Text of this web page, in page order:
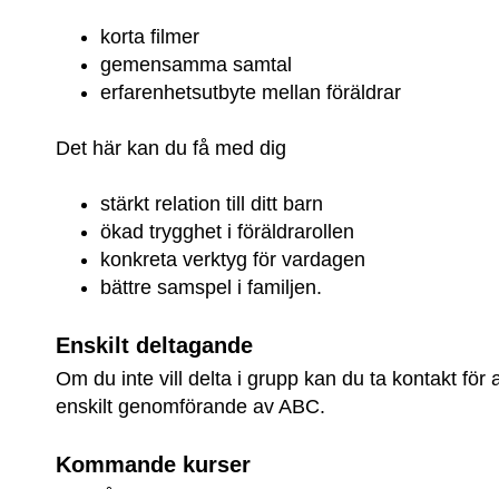
korta filmer
gemensamma samtal
erfarenhetsutbyte mellan föräldrar
Det här kan du få med dig
stärkt relation till ditt barn
ökad trygghet i föräldrarollen
konkreta verktyg för vardagen
bättre samspel i familjen.
Enskilt deltagande
Om du inte vill delta i grupp kan du ta kontakt för
enskilt genomförande av ABC.
Kommande kurser